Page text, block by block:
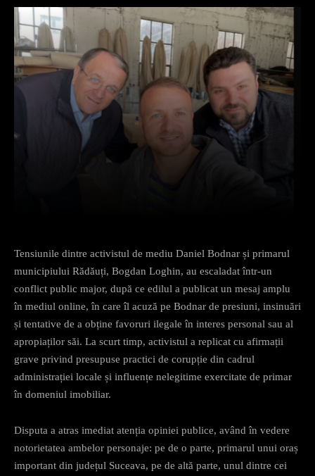
Tensiunile dintre activistul de mediu Daniel Bodnar și primarul
municipiului Rădăuți, Bogdan Loghin, au escaladat într-un
conflict public major, după ce edilul a publicat un mesaj amplu
în mediul online, în care îl acuză pe Bodnar de presiuni, insinuări
și tentative de a obține favoruri ilegale în interes personal sau al
apropiaților săi. La scurt timp, activistul a replicat cu afirmații
grave privind presupuse practici de corupție din cadrul
administrației locale și influențe nelegitime exercitate de primar
în domeniul imobiliar.
Disputa a atras imediat atenția opiniei publice, având în vedere
notorietatea ambelor personaje: pe de o parte, primarul unui oraș
important din județul Suceava, pe de altă parte, unul dintre cei